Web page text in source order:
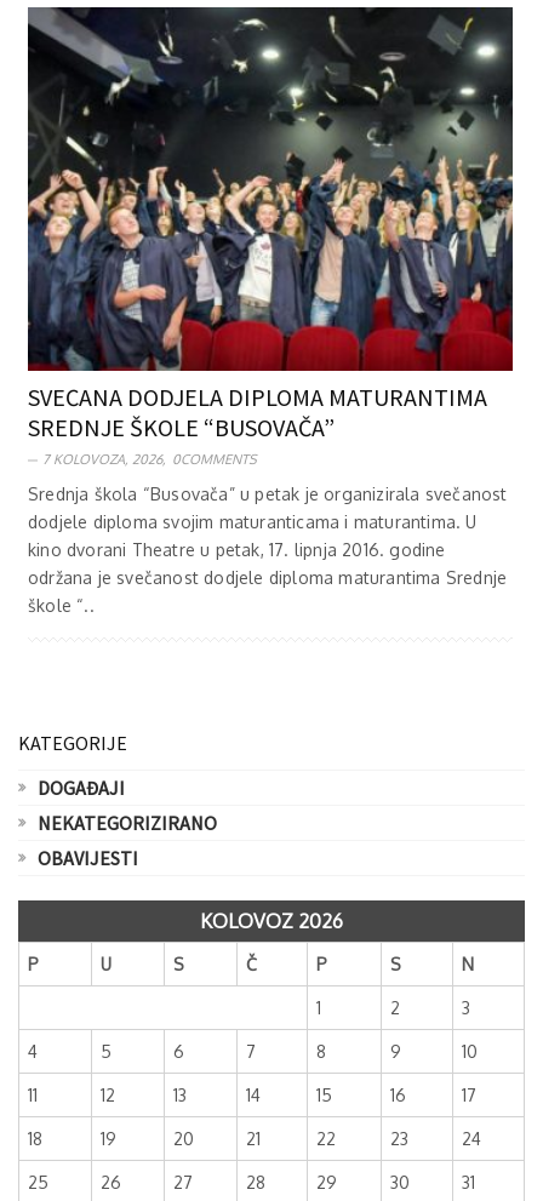
SVEČANA DODJELA DIPLOMA MATURANTIMA
SREDNJE ŠKOLE “BUSOVAČA”
7 KOLOVOZA, 2026, 0COMMENTS
Srednja škola “Busovača” u petak je organizirala svečanost
dodjele diploma svojim maturanticama i maturantima. U
kino dvorani Theatre u petak, 17. lipnja 2016. godine
održana je svečanost dodjele diploma maturantima Srednje
škole “..
KATEGORIJE
DOGAĐAJI
NEKATEGORIZIRANO
OBAVIJESTI
KOLOVOZ 2026
P U S Č P S N
1 2 3
4 5 6 7 8 9 10
11 12 13 14 15 16 17
18 19 20 21 22 23 24
25 26 27 28 29 30 31